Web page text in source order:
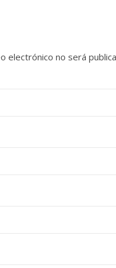
electrónico no será